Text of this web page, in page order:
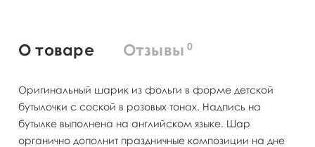
О товаре Отзывы 0
Оригинальный шарик из фольги в форме детской
бутылочки с соской в розовых тонах. Надпись на
бутылке выполнена на английском языке. Шар
органично дополнит праздничные композиции на дне